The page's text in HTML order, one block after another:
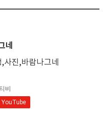
네
진,바람나그네